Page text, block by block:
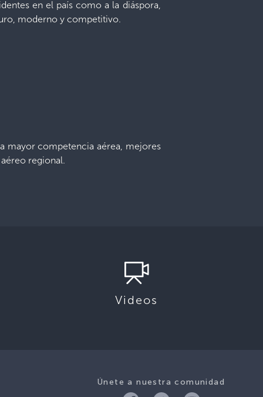
en el país como a la diáspora,
moderno y competitivo.
mayor competencia aérea, mejores
regional.
Videos
Únete a nuestra comunidad